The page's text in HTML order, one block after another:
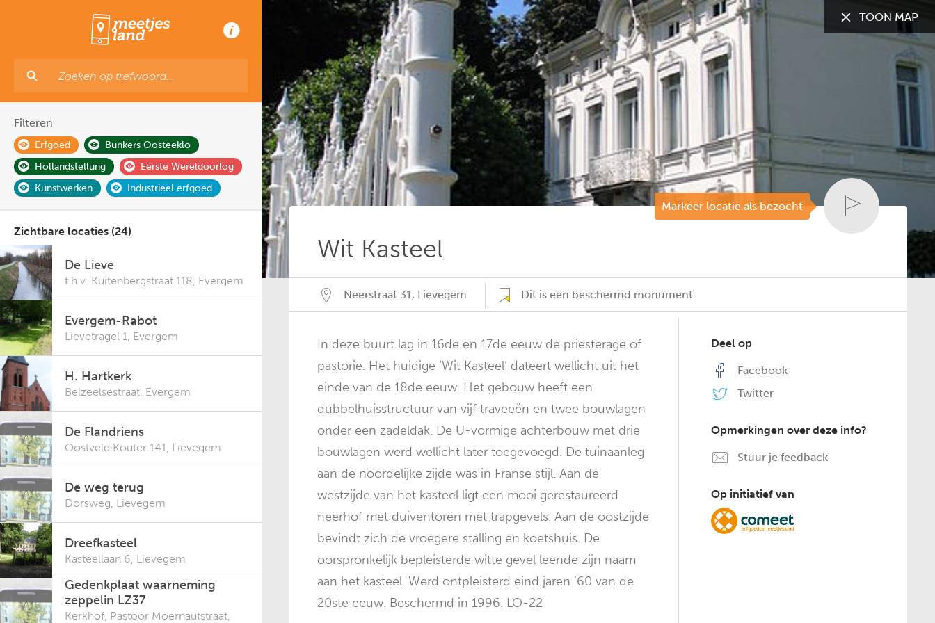
TOON: Alle gemeenten
Markeer locatie als bezocht
Wit Kasteel
Neerstraat 31, Lievegem Dit is een beschermd monument
In deze buurt lag in 16de en 17de eeuw de priesterage of
pastorie. Het huidige ‘Wit Kasteel’ dateert wellicht uit het
einde van de 18de eeuw. Het gebouw heeft een
dubbelhuisstructuur van vijf traveeën en twee bouwlagen
onder een zadeldak. De U-vormige achterbouw met drie
bouwlagen werd wellicht later toegevoegd. De tuinaanleg
aan de noordelijke zijde was in Franse stijl. Aan de
westzijde van het kasteel ligt een mooi gerestaureerd
neerhof met duiventoren met trapgevels. Aan de oostzijde
bevindt zich de vroegere stalling en koetshuis. De
oorspronkelijk bepleisterde witte gevel leende zijn naam
aan het kasteel. Werd ontpleisterd eind jaren ’60 van de
20ste eeuw. Beschermd in 1996. LO-22
Deel op
Facebook
Twitter
Opmerkingen over deze info?
Stuur je feedback
Op initiatief van
TOON MAP
Filteren
Erfgoed
Bunkers Oosteeklo
Hollandstellung
Eerste Wereldoorlog
Kunstwerken
Industrieel erfgoed
Zichtbare locaties (24)
De Lieve
t.h.v. Kuitenbergstraat 118, Evergem
Evergem-Rabot
Lievetragel 1, Evergem
H. Hartkerk
Belzeelsestraat, Evergem
De Flandriens
Oostveld Kouter 141, Lievegem
De weg terug
Dorsweg, Lievegem
Dreefkasteel
Kasteellaan 6, Lievegem
Gedenkplaat waarneming
zeppelin LZ37
Kerkhof, Pastoor Moernautstraat